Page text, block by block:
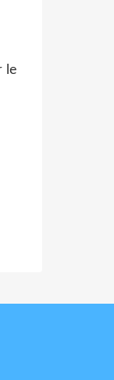
le